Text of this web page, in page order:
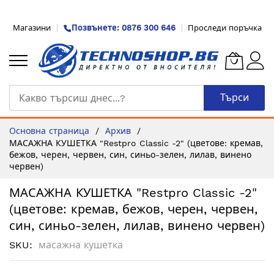
към
съдържанието
Магазини Позвънете: 0876 300 646 Проследи поръчка
Търси
Основна страница
Архив
МАСАЖНА КУШЕТКА "Restpro Classic -2" (цветове: кремав,
бежов, черен, червен, син, синьо-зелен, лилав, винено
червен)
МАСАЖНА КУШЕТКА "Restpro Classic -2"
(цветове: кремав, бежов, черен, червен,
син, синьо-зелен, лилав, винено червен)
SKU масажна кушетка